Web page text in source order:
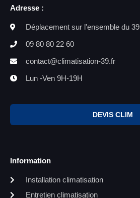
Adresse :
Déplacement sur l'ensemble du 39
09 80 80 22 60
contact@climatisation-39.fr
Lun -Ven 9H-19H
DEVIS CLIM
Information
Installation climatisation
Entretien climatisation